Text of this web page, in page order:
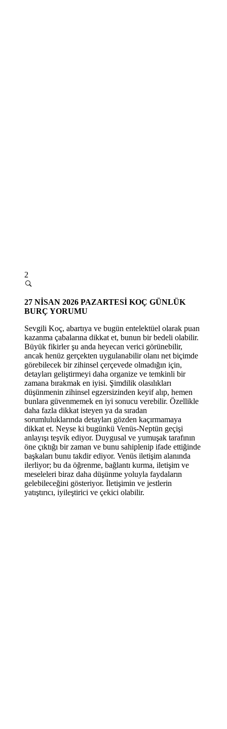
2
27 NİSAN 2026 PAZARTESİ KOÇ GÜNLÜK
BURÇ YORUMU
Sevgili Koç, abartıya ve bugün entelektüel olarak puan
kazanma çabalarına dikkat et, bunun bir bedeli olabilir.
Büyük fikirler şu anda heyecan verici görünebilir,
ancak henüz gerçekten uygulanabilir olanı net biçimde
görebilecek bir zihinsel çerçevede olmadığın için,
detayları geliştirmeyi daha organize ve temkinli bir
zamana bırakmak en iyisi. Şimdilik olasılıkları
düşünmenin zihinsel egzersizinden keyif alıp, hemen
bunlara güvenmemek en iyi sonucu verebilir. Özellikle
daha fazla dikkat isteyen ya da sıradan
sorumluluklarında detayları gözden kaçırmamaya
dikkat et. Neyse ki bugünkü Venüs-Neptün geçişi
anlayışı teşvik ediyor. Duygusal ve yumuşak tarafının
öne çıktığı bir zaman ve bunu sahiplenip ifade ettiğinde
başkaları bunu takdir ediyor. Venüs iletişim alanında
ilerliyor; bu da öğrenme, bağlantı kurma, iletişim ve
meseleleri biraz daha düşünme yoluyla faydaların
gelebileceğini gösteriyor. İletişimin ve jestlerin
yatıştırıcı, iyileştirici ve çekici olabilir.